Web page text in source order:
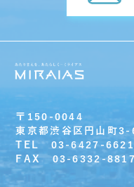
〒150-0044
東京都渋谷区円山町
TEL 03-6427-6621
FAX 03-6332-8817